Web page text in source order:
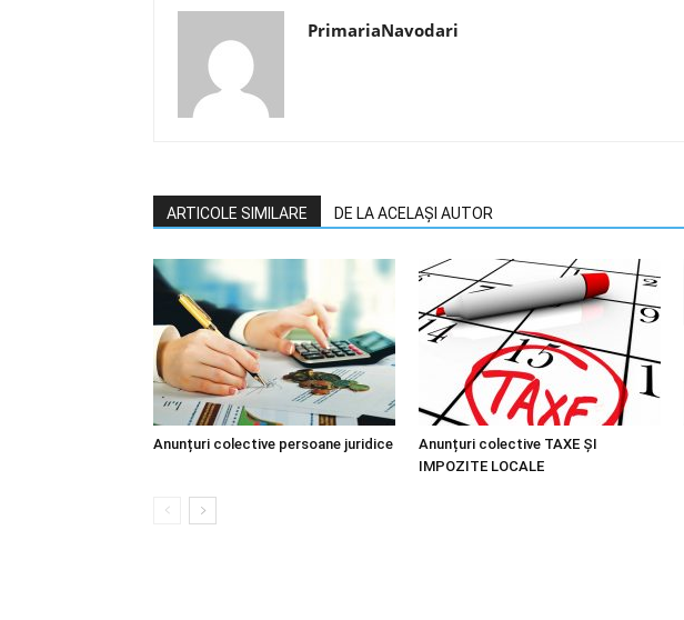
PrimariaNavodari
ARTICOLE SIMILARE DE LA ACELAȘI AUTOR
Anunțuri colective persoane juridice
Anunțuri colective TAXE ȘI
IMPOZITE LOCALE